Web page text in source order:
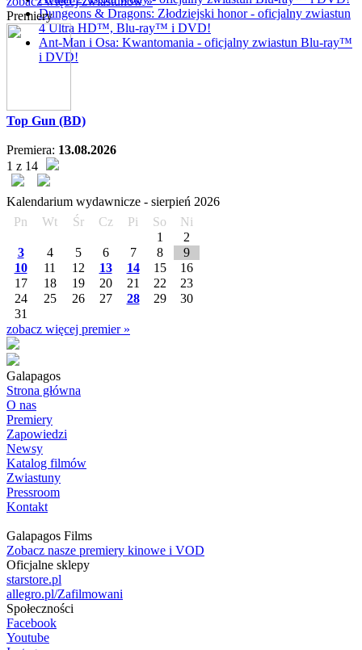
Dungeons & Dragons: Złodziejski honor - oficjalny zwiastun
4 Ultra HD™, Blu-ray™ i DVD!
Ant-Man i Osa: Kwantomania - oficjalny zwiastun Blu-ray™
i DVD!
Premiery
Top Gun (BD)
Premiera: 13.08.2026
1 z 14
Kalendarium wydawnicze - sierpień 2026
Pn
Wt Śr Cz Pi So
Ni
1
2
3
4 5 6 7 8
9
10
11 12 13 14 15
16
17
18 19 20 21 22
23
24
25 26 27 28 29
30
31
zobacz więcej premier »
Galapagos
Strona główna
O nas
Premiery
Zapowiedzi
Newsy
Katalog filmów
Zwiastuny
Pressroom
Kontakt
Galapagos Films
Zobacz nasze premiery kinowe i VOD
Oficjalne sklepy
starstore.pl
allegro.pl/Zafilmowani
Społeczności
Facebook
Youtube